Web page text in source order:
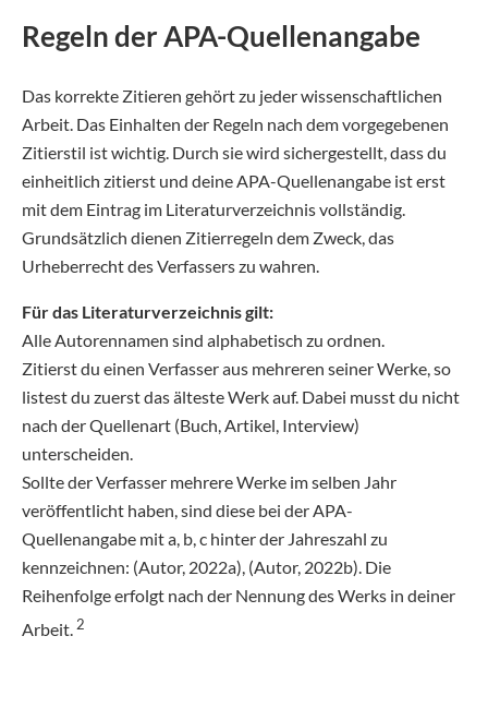
Regeln der APA-Quellenangabe
Das korrekte Zitieren gehört zu jeder wissenschaftlichen
Arbeit. Das Einhalten der Regeln nach dem vorgegebenen
Zitierstil ist wichtig. Durch sie wird sichergestellt, dass du
einheitlich zitierst und deine APA-Quellenangabe ist erst
mit dem Eintrag im Literaturverzeichnis vollständig.
Grundsätzlich dienen Zitierregeln dem Zweck, das
Urheberrecht des Verfassers zu wahren.
Für das Literaturverzeichnis gilt:
Alle Autorennamen sind alphabetisch zu ordnen.
Zitierst du einen Verfasser aus mehreren seiner Werke, so
listest du zuerst das älteste Werk auf. Dabei musst du nicht
nach der Quellenart (Buch, Artikel, Interview)
unterscheiden.
Sollte der Verfasser mehrere Werke im selben Jahr
veröffentlicht haben, sind diese bei der APA-
Quellenangabe mit a, b, c hinter der Jahreszahl zu
kennzeichnen: (Autor, 2022a), (Autor, 2022b). Die
Reihenfolge erfolgt nach der Nennung des Werks in deiner
Arbeit. 2